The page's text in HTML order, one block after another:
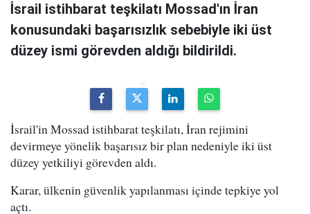
İsrail istihbarat teşkilatı Mossad'ın İran
konusundaki başarısızlık sebebiyle iki üst
düzey ismi görevden aldığı bildirildi.
İsrail'in Mossad istihbarat teşkilatı, İran rejimini
devirmeye yönelik başarısız bir plan nedeniyle iki üst
düzey yetkiliyi görevden aldı.
Karar, ülkenin güvenlik yapılanması içinde tepkiye yol
açtı.